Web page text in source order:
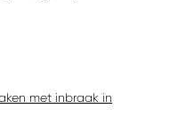
met inbraak in